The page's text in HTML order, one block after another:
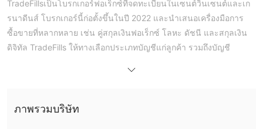
TradeFillsเป็นโบรกเกอร์ฟอเร็กซ์ที่จดทะเบียนในเซนต์วินเซนต์และเก
รนาดีนส์ โบรกเกอร์นี้ก่อตั้งขึ้นในปี 2022 และนำเสนอเครื่องมือการ
ซื้อขายที่หลากหลาย เช่น คู่สกุลเงินฟอเร็กซ์ โลหะ ดัชนี และสกุลเงิน
ดิจิทัล TradeFills ให้ทางเลือกประเภทบัญชีแก่ลูกค้า รวมถึงบัญชี
สูงถึง 1:1000
(MT4)แพลตฟอร์มการซื้อขายซึ่งสามารถดาวน์โหลดได้บนเดสก์ท็อป
ภาพรวมบริษัท